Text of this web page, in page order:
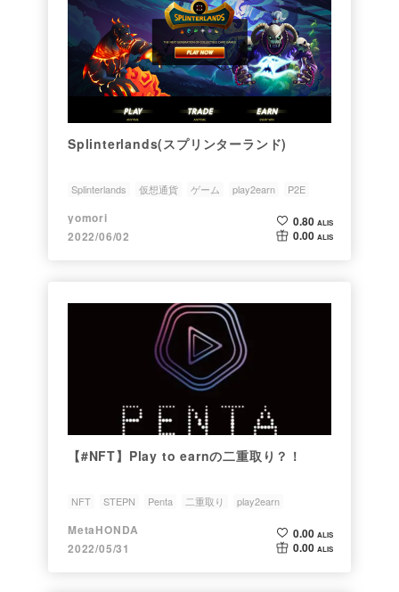
Splinterlands(スプリンターランド)
Splinterlands 仮想通貨 ゲーム play2earn P2E
yomori
2022/06/02
0.80 ALIS
0.00 ALIS
【#NFT】Play to earnの二重取り？！
NFT STEPN Penta 二重取り play2earn
MetaHONDA
2022/05/31
0.00 ALIS
0.00 ALIS